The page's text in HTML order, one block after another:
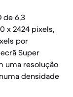
de 6,3
x 2424 pixels,
por
Super
uma resolução
densidade